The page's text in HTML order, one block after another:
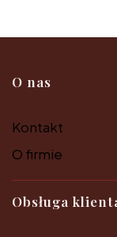
Linki w
O nas
Kontakt
O firmie
Obsługa